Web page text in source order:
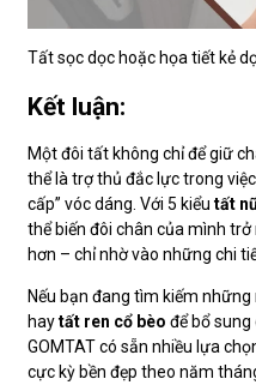
Tất sọc dọc hoặc họa tiết kẻ
Kết luận:
Một đôi tất không chỉ để giữ
thể là trợ thủ đắc lực trong
cấp” vóc dáng. Với 5 kiểu tất
thể biến đôi chân của mình
hơn – chỉ nhờ vào những chi
Nếu bạn đang tìm kiếm những
haytất ren cổ bèo để bổ
GOMTAT có sẵn nhiều lựa
cực kỳ bền đẹp theo năm